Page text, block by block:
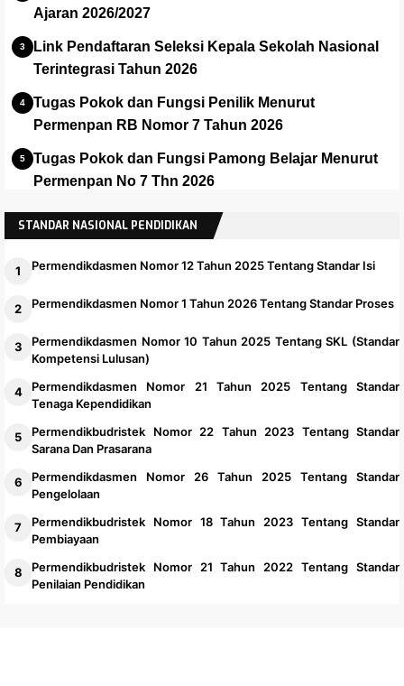
Ajaran 2026/2027
Link Pendaftaran Seleksi Kepala Sekolah Nasional
Terintegrasi Tahun 2026
Tugas Pokok dan Fungsi Penilik Menurut
Permenpan RB Nomor 7 Tahun 2026
Tugas Pokok dan Fungsi Pamong Belajar Menurut
Permenpan No 7 Thn 2026
Panduan dan Installer Apalikasi e-Rapor SMA Versi
2025.1
STANDAR NASIONAL PENDIDIKAN
Permendikdasmen Nomor 12 Tahun 2025 Tentang Standar Isi
Permendikdasmen Nomor 1 Tahun 2026 Tentang Standar Proses
Permendikdasmen Nomor 10 Tahun 2025 Tentang SKL (Standar
Kompetensi Lulusan)
Permendikdasmen Nomor 21 Tahun 2025 Tentang Standar
Tenaga Kependidikan
Permendikbudristek Nomor 22 Tahun 2023 Tentang Standar
Sarana Dan Prasarana
Permendikdasmen Nomor 26 Tahun 2025 Tentang Standar
Pengelolaan
Permendikbudristek Nomor 18 Tahun 2023 Tentang Standar
Pembiayaan
Permendikbudristek Nomor 21 Tahun 2022 Tentang Standar
Penilaian Pendidikan